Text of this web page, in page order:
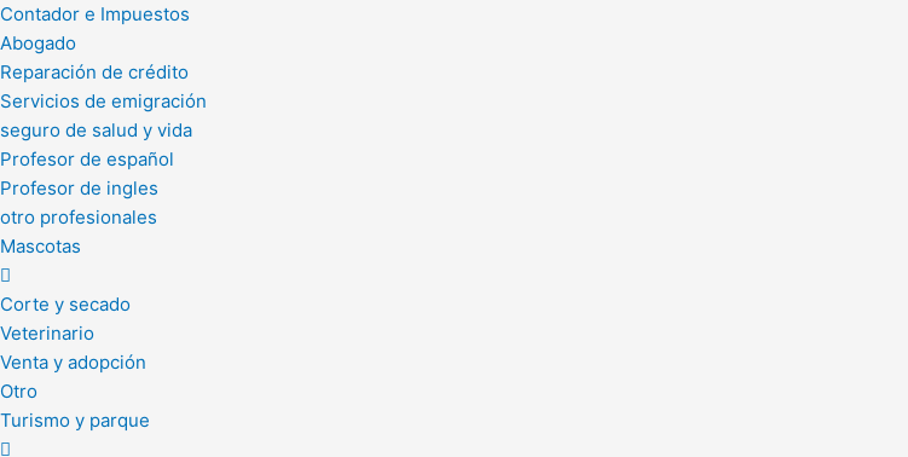
Contador e Impuestos
Abogado
Reparación de crédito
Servicios de emigración
seguro de salud y vida
Profesor de español
Profesor de ingles
otro profesionales
Mascotas
Corte y secado
Veterinario
Venta y adopción
Otro
Turismo y parque